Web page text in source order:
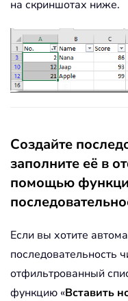
на скриншотах ниже.
Создайте
заполните её в
помощью
Если вы хотите
последовательность
отфильтрованный
функцию «Вставить